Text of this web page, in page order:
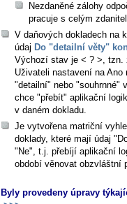
Nezdaněné zálohy
pracuje s celým
V daňových dokladech na
údaj Do "detailní věty"
Výchozí stav je < ? >, tzn.
Uživateli nastavení na
"detailní" nebo "souhrnné"
chce "přebít" aplikační
v daném dokladu.
Je vytvořena matriční
doklady, které mají údaj
"Ne", t.j. přebíjí aplikační
období věnovat obzvláštní
Byly provedeny úpravy